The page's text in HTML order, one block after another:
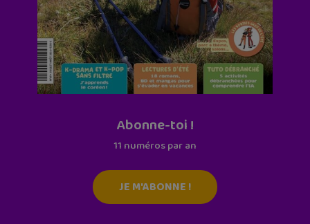
Abonne-toi !
11 numéros par an
JE M'ABONNE !